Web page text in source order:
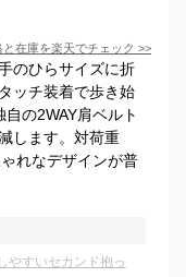
と在庫を楽天でチェック >>
のひらサイズに折
ッチ装着で歩き始
の2WAY肩ベルト
します。対荷重
れなデザインが普
やすいセカンド抱っ